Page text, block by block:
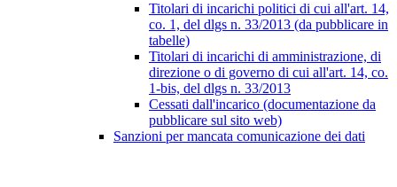
Titolari di incarichi politici di cui all'art. 14,
co. 1, del dlgs n. 33/2013 (da pubblicare in
tabelle)
Titolari di incarichi di amministrazione, di
direzione o di governo di cui all'art. 14, co.
1-bis, del dlgs n. 33/2013
Cessati dall'incarico (documentazione da
pubblicare sul sito web)
Sanzioni per mancata comunicazione dei dati